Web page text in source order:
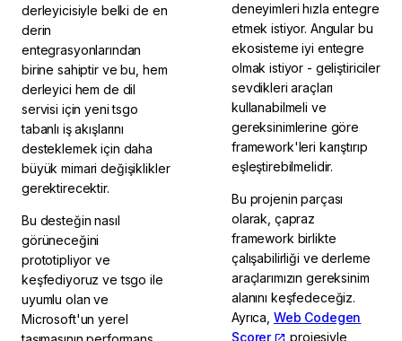
derleyicisiyle belki de en
derin
entegrasyonlarından
birine sahiptir ve bu, hem
derleyici hem de dil
servisi için yeni tsgo
tabanlı iş akışlarını
desteklemek için daha
büyük mimari değişiklikler
gerektirecektir.
Bu desteğin nasıl
görüneceğini
prototipliyor ve
keşfediyoruz ve tsgo ile
uyumlu olan ve
Microsoft'un yerel
deneyimleri hızla entegre
etmek istiyor. Angular bu
ekosisteme iyi entegre
olmak istiyor - geliştiriciler
sevdikleri araçları
kullanabilmeli ve
gereksinimlerine göre
framework'leri karıştırıp
eşleştirebilmelidir.
Bu projenin parçası
olarak, çapraz
framework birlikte
çalışabilirliği ve derleme
araçlarımızın gereksinim
alanını keşfedeceğiz.
Ayrıca, Web Codegen
Scorer
projesiyle